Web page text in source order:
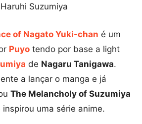
Suzumiya
of Nagato Yuki-chan é um
Puyo tendo por base a light
de Nagaru Tanigawa.
a lançar o manga e já
The Melancholy of Suzumiya
inspirou uma série anime.